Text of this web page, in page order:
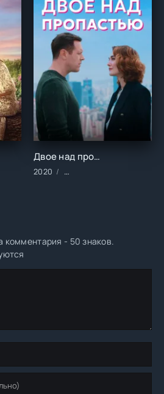
Комедии/Мелодрамы
Двое над пропастью (2020)
2020 Сериалы/2020 год/
комментария - 50 знаков.